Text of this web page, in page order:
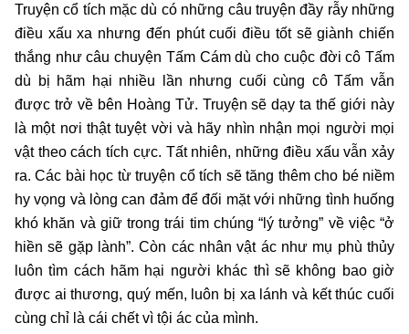
Truyện cổ tích mặc dù có những câu truyện đầy rẫy những
điều xấu xa nhưng đến phút cuối điều tốt sẽ giành chiến
thắng như câu chuyện Tấm Cám dù cho cuộc đời cô Tấm
dù bị hãm hại nhiều lần nhưng cuối cùng cô Tấm vẫn
được trở về bên Hoàng Tử. Truyện sẽ dạy ta thế giới này
là một nơi thật tuyệt vời và hãy nhìn nhận mọi người mọi
vật theo cách tích cực. Tất nhiên, những điều xấu vẫn xảy
ra. Các bài học từ truyện cổ tích sẽ tăng thêm cho bé niềm
hy vọng và lòng can đảm để đối mặt với những tình huống
khó khăn và giữ trong trái tim chúng “lý tưởng” về việc “ở
hiền sẽ gặp lành”. Còn các nhân vật ác như mụ phù thủy
luôn tìm cách hãm hại người khác thì sẽ không bao giờ
được ai thương, quý mến, luôn bị xa lánh và kết thúc cuối
cùng chỉ là cái chết vì tội ác của mình.